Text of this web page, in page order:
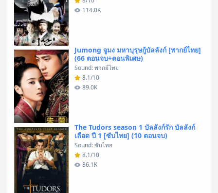
114.0K
Jumong จูมง มหาบุรุษกู้บัลลังก์ [พากย์ไทย]
(66 ตอนจบ+ตอนพิเศษ)
Sound: พากย์ไทย
8.1/10
89.0K
The Tudors season 1 บัลลังก์รัก บัลลังก์
เลือด ปี 1 [ซับไทย] (10 ตอนจบ)
Sound: ซับไทย
8.1/10
86.1K